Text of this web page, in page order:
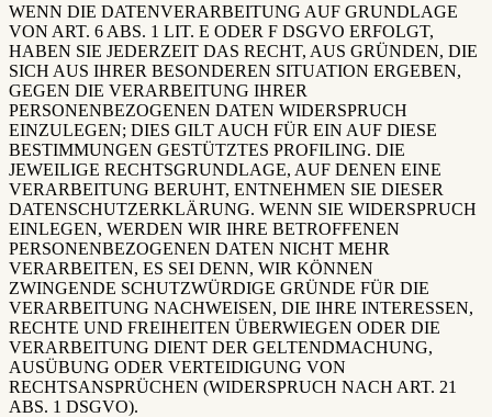
WENN DIE DATENVERARBEITUNG AUF GRUNDLAGE
VON ART. 6 ABS. 1 LIT. E ODER F DSGVO ERFOLGT,
HABEN SIE JEDERZEIT DAS RECHT, AUS GRÜNDEN, DIE
SICH AUS IHRER BESONDEREN SITUATION ERGEBEN,
GEGEN DIE VERARBEITUNG IHRER
PERSONENBEZOGENEN DATEN WIDERSPRUCH
EINZULEGEN; DIES GILT AUCH FÜR EIN AUF DIESE
BESTIMMUNGEN GESTÜTZTES PROFILING. DIE
JEWEILIGE RECHTSGRUNDLAGE, AUF DENEN EINE
VERARBEITUNG BERUHT, ENTNEHMEN SIE DIESER
DATENSCHUTZERKLÄRUNG. WENN SIE WIDERSPRUCH
EINLEGEN, WERDEN WIR IHRE BETROFFENEN
PERSONENBEZOGENEN DATEN NICHT MEHR
VERARBEITEN, ES SEI DENN, WIR KÖNNEN
ZWINGENDE SCHUTZWÜRDIGE GRÜNDE FÜR DIE
VERARBEITUNG NACHWEISEN, DIE IHRE INTERESSEN,
RECHTE UND FREIHEITEN ÜBERWIEGEN ODER DIE
VERARBEITUNG DIENT DER GELTENDMACHUNG,
AUSÜBUNG ODER VERTEIDIGUNG VON
RECHTSANSPRÜCHEN (WIDERSPRUCH NACH ART. 21
ABS. 1 DSGVO).